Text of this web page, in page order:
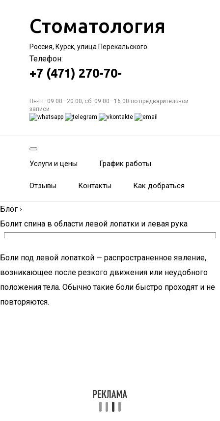
Стоматология
Россия, Курск, улица Перекальского
Телефон:
+7 (471) 270-70-
Пн-пт: 09:00—20:00; сб: 09:00—16:00 по предварительной
записи
Услуги и цены График работы
Отзывы Контакты Как добраться
Блог ›
Болит спина в области левой лопатки и левая рука
Боли под левой лопаткой — распространенное явление,
возникающее после резкого движения или неудобного
положения тела. Обычно такие боли быстро проходят и не
повторяются.